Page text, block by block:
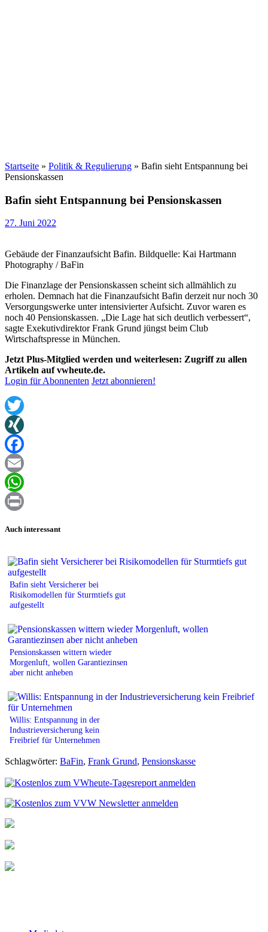
Startseite » Politik & Regulierung » Bafin sieht Entspannung bei
Pensionskassen
Bafin sieht Entspannung bei Pensionskassen
27. Juni 2022
Gebäude der Finanzaufsicht Bafin. Bildquelle: Kai Hartmann
Photography / BaFin
Die Finanzlage der Pensionskassen scheint sich allmählich zu
erholen. Demnach hat die Finanzaufsicht Bafin derzeit nur noch 30
Versorgungswerke unter intensivierter Aufsicht. Zuvor waren es
noch 40 Pensionskassen. „Die Lage hat sich deutlich verbessert“,
sagte Exekutivdirektor Frank Grund jüngst beim Club
Wirtschaftspresse in München.
Jetzt Plus-Mitglied werden und weiterlesen: Zugriff zu allen
Artikeln auf vwheute.de.
Login für Abonnenten Jetzt abonnieren!
Twitter
XING
Facebook
Email
WhatsApp
Auch interessant
Bafin sieht Versicherer bei
Risikomodellen für Sturmtiefs gut
aufgestellt
Pensionskassen wittern wieder
Morgenluft, wollen Garantiezinsen
aber nicht anheben
Willis: Entspannung in der
Industrieversicherung kein
Freibrief für Unternehmen
Schlagwörter: BaFin, Frank Grund, Pensionskasse